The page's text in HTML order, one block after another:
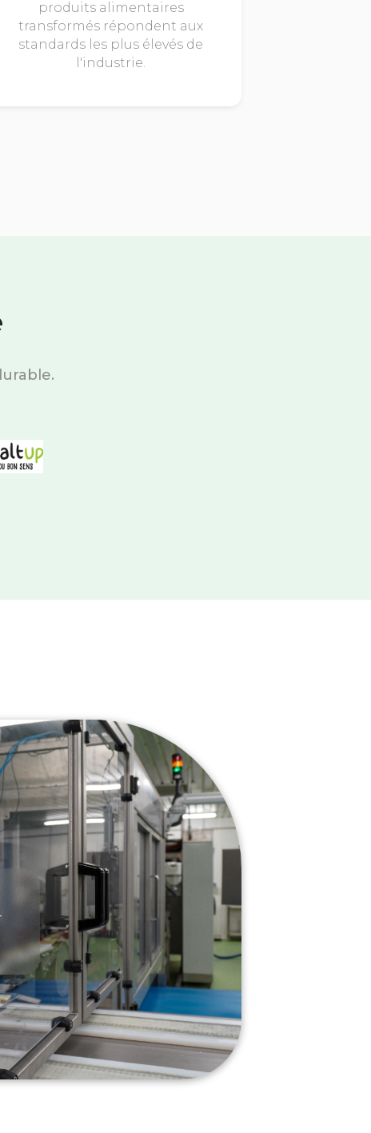
produits alimentaires
transformés répondent aux
standards les plus élevés de
l'industrie.